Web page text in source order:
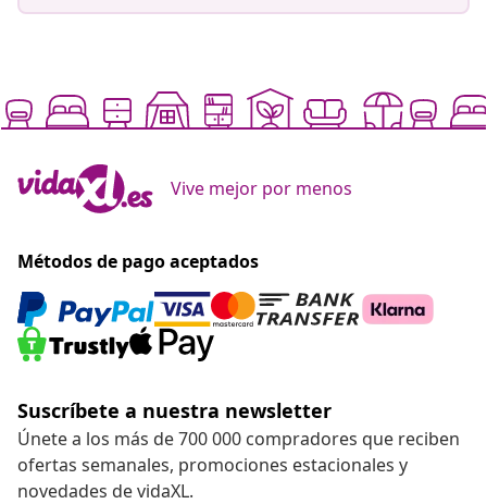
Vive mejor por menos
Métodos de pago aceptados
Suscríbete a nuestra newsletter
Únete a los más de 700 000 compradores que reciben
ofertas semanales, promociones estacionales y
novedades de vidaXL.